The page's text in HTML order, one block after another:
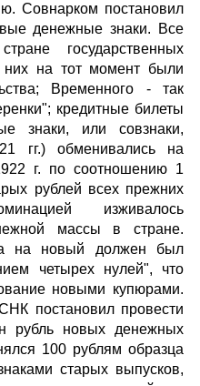
Совнарком постановил
денежные знаки. Все
государственных
на тот момент были
Временного - так
кредитные билеты
знаки, или совзнаки,
гг.) обменивались на
г. по соотношению 1
рублей всех прежних
изживалось
массы в стране.
на новый должен был
четырех нулей", что
новыми купюрами.
постановил провести
рубль новых денежных
100 рублям образца
старых выпусков,